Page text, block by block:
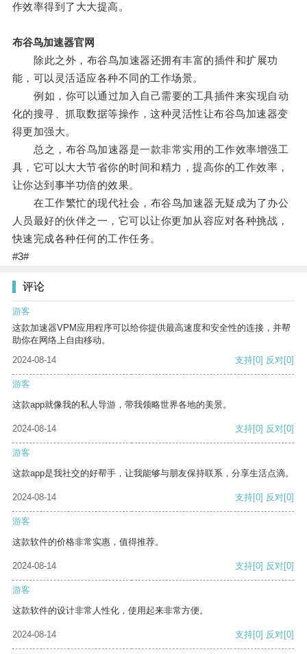
作效率得到了大大提高。
布谷鸟加速器官网
除此之外，布谷鸟加速器还拥有丰富的插件和扩展功
能，可以灵活适应各种不同的工作场景。
例如，你可以通过加入自己需要的工具插件来实现自动
化的搜寻、抓取数据等操作，这种灵活性让布谷鸟加速器变
得更加强大。
总之，布谷鸟加速器是一款非常实用的工作效率增强工
具，它可以大大节省你的时间和精力，提高你的工作效率，
让你达到事半功倍的效果。
在工作繁忙的现代社会，布谷鸟加速器无疑成为了办公
人员最好的伙伴之一，它可以让你更加从容应对各种挑战，
快速完成各种任何的工作任务。
#3#
评论
游客
这款加速器VPM应用程序可以给你提供最高速度和安全性的连接，并帮
助你在网络上自由移动。
2024-08-14
支持[0] 反对[0]
游客
这款app就像我的私人导游，带我领略世界各地的美景。
2024-08-14 支持[0] 反对[0]
游客
这款app是我社交的好帮手，让我能够与朋友保持联系，分享生活点滴。
2024-08-14 支持[0] 反对[0]
游客
这款软件的价格非常实惠，值得推荐。
2024-08-14 支持[0] 反对[0]
游客
这款软件的设计非常人性化，使用起来非常方便。
2024-08-14 支持[0] 反对[0]